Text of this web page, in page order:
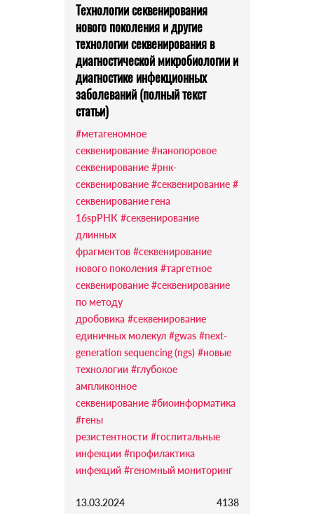
Технологии секвенирования
нового поколения и другие
технологии секвенирования в
диагностической микробиологии и
диагностике инфекционных
заболеваний (полный текст
статьи)
#метагеномное
секвенирование #нанопоровое
секвенирование #рнк-
секвенирование #секвенирование #
секвенирование гена
16sрРНК #секвенирование
длинных
фрагментов #секвенирование
нового поколения #таргетное
секвенирование #секвенирование
по методу
дробовика #секвенирование
единичных молекул #gwas #next-
generation sequencing (ngs) #новые
технологии #глубокое
ампликонное
секвенирование #биоинформатика
#гены
резистентности #госпитальные
инфекции #профилактика
инфекций #геномный мониторинг
13.03.2024 4138